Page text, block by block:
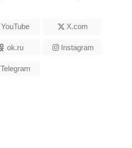
YouTube X.com
ok.ru Instagram
Telegram